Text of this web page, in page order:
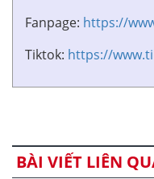
Fanpage: https://
Tiktok: https://
BÀI VIẾT LIÊN